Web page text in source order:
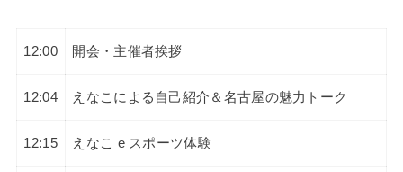
12:00 開会・主催者挨拶
12:04 えなこによる自己紹介＆名古屋の魅力トーク
12:15 えなこ e スポーツ体験